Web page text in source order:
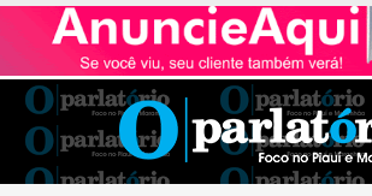
votação foi feita de forma simbólica pelo
Atualmente, Fachin é o vice-presidente e, pelo
antiguidade, deve assumir o cargo. Conforme
o tribunal deve ser comandado pelo ministro
ainda não presidiu a Corte. O novo presidente
Roberto Barroso, que completará o mandato
cumprimentar Fachin pela eleição, Barroso